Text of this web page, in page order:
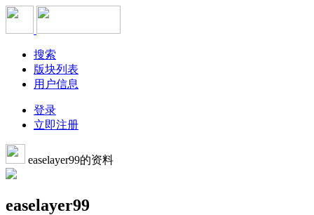
搜索
版块列表
用户信息
登录
立即注册
easelayer99的资料
easelayer99